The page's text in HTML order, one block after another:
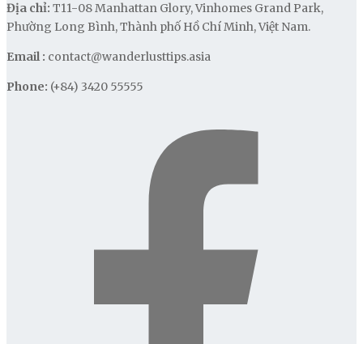
Địa chỉ: T11-08 Manhattan Glory, Vinhomes Grand Park,
Phường Long Bình, Thành phố Hồ Chí Minh, Việt Nam.
Email : contact@wanderlusttips.asia
Phone: (+84) 3420 55555